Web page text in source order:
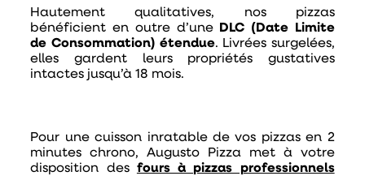
Hautement qualitatives, nos pizzas
bénéficient en outre d’une
DLC (Date Limite
de Consommation) étendue. Livrées surgelées,
elles gardent leurs propriétés gustatives
intactes jusqu’à 18 mois.
Pour une cuisson inratable de vos pizzas en 2
minutes chrono, Augusto Pizza met à votre
disposition des fours à pizzas professionnels